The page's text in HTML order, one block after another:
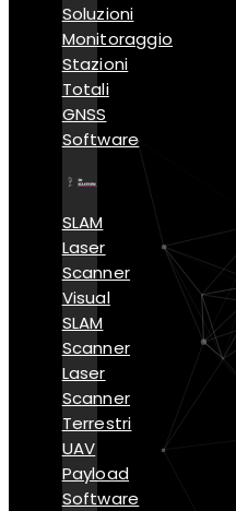
Soluzioni
Monitoraggio
Stazioni
Totali
GNSS
Software
SLAM
Laser
Scanner
Visual
SLAM
Scanner
Laser
Scanner
Terrestri
UAV
Payload
Software